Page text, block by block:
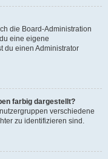
die Board-Administration
eine eigene
du einen Administrator
farbig dargestellt?
verschiedene
zu identifizieren sind.